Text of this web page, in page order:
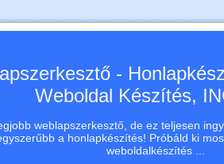
-
Weboldal Készítés,
weblapszerkesztő, de ez teljesen
a honlapkészítés! Próbáld ki
weboldalkészítés ...